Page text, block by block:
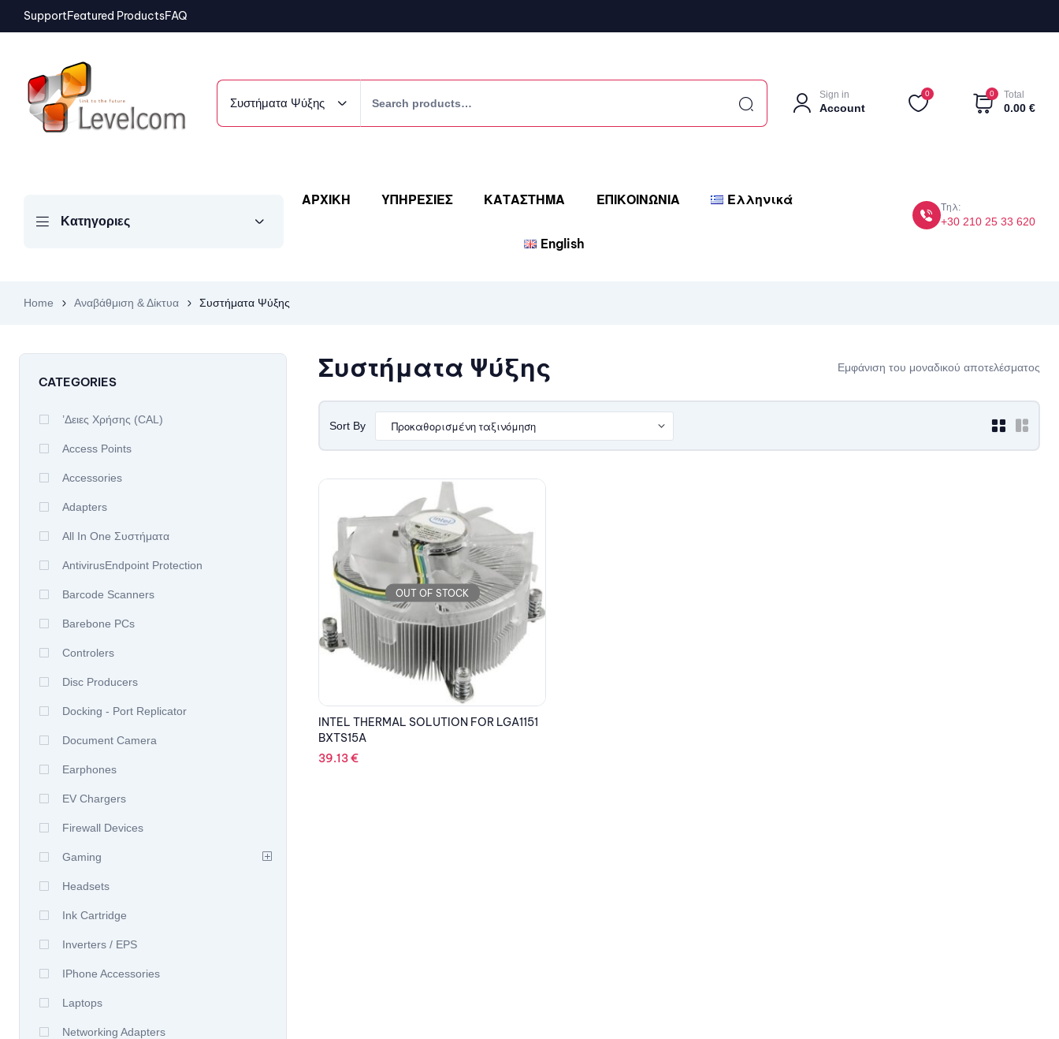
SupportFeatured ProductsFAQ
Συστήματα Ψύξης
Sign in
Account
0 0 Total
0.00 €
Κατηγοριες
ΑΡΧΙΚΗ ΥΠΗΡΕΣΙΕΣ ΚΑΤΑΣΤΗΜΑ ΕΠΙΚΟΙΝΩΝΙΑ Ελληνικά
English
Τηλ:
+30 210 25 33 620
Home Αναβάθμιση & Δίκτυα Συστήματα Ψύξης
Συστήματα Ψύξης Εμφάνιση του μοναδικού αποτελέσματος
Sort By
OUT OF STOCK
INTEL THERMAL SOLUTION FOR LGA1151
BXTS15A
39.13€
CATEGORIES
’δειες Χρήσης (CAL)
Access Points
Accessories
Adapters
All In One Συστήματα
AntivirusEndpoint Protection
Barcode Scanners
Barebone PCs
Controlers
Disc Producers
Docking - Port Replicator
Document Camera
Earphones
EV Chargers
Firewall Devices
Gaming
Headsets
Ink Cartridge
Inverters / EPS
IPhone Accessories
Laptops
Networking Adapters